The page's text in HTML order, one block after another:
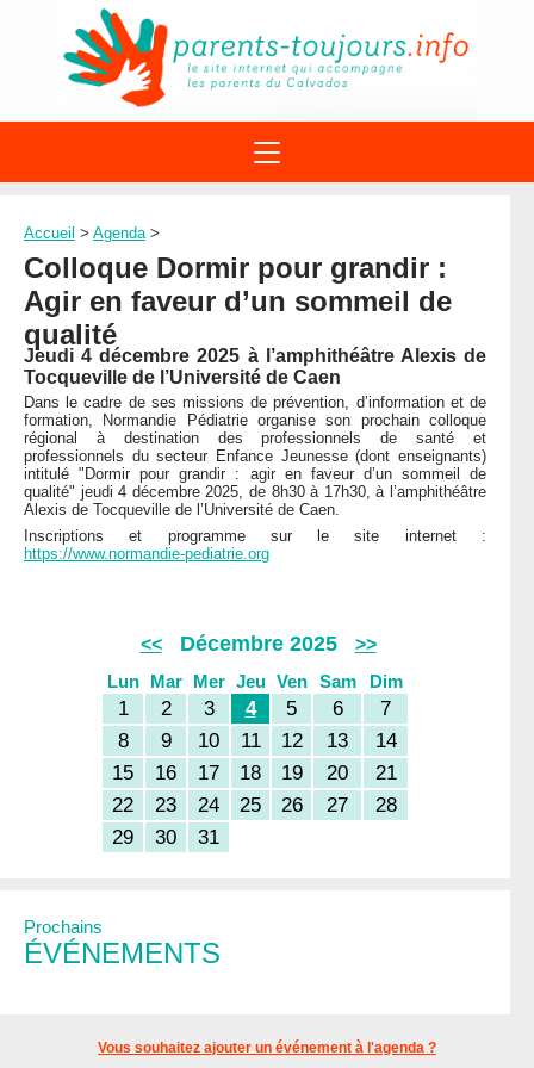
À PROPOS DU REAAP
1ÈRE VISITE
ACTUALITÉ
AGENDA
DISPOSITIFS PARENTALITÉ
SITES INTERNET
LEXIQUE
LETTRES D’INFO
MENTIONS LÉGALES
CONTACT
STRUCTURES
DOCUMENTS
FORMATIONS
<< Décembre 2025
>>
Lun
Mar Mer Jeu Ven Sam Dim
1 2 3 4 5 6
7
8
9 10 11 12 13
14
15
16 17 18 19 20
21
22
23 24 25 26 27
28
29
30 31
Prochains
ÉVÉNEMENTS
Accueil > Agenda >
Colloque Dormir pour grandir :
Agir en faveur d’un sommeil de
qualité
Jeudi 4 décembre 2025 à l’amphithéâtre Alexis de
Tocqueville de l’Université de Caen
Dans le cadre de ses missions de prévention, d’information et de
formation, Normandie Pédiatrie organise son prochain colloque
régional à destination des professionnels de santé et
professionnels du secteur Enfance Jeunesse (dont enseignants)
intitulé "Dormir pour grandir : agir en faveur d’un sommeil de
qualité" jeudi 4 décembre 2025, de 8h30 à 17h30, à l’amphithéâtre
Alexis de Tocqueville de l’Université de Caen.
Inscriptions et programme sur le site internet :
https://www.normandie-pediatrie.org
Vous souhaitez ajouter un événement à l'agenda ?